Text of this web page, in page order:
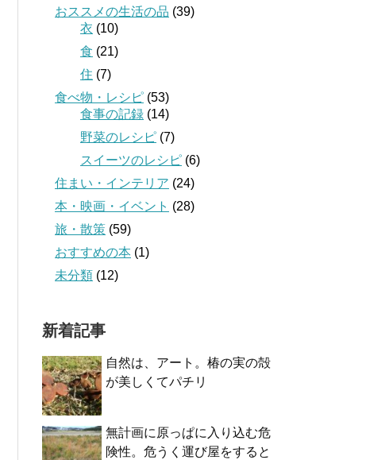
おススメの生活の品 (39)
衣 (10)
食 (21)
住 (7)
食べ物・レシピ (53)
食事の記録 (14)
野菜のレシピ (7)
スイーツのレシピ (6)
住まい・インテリア (24)
本・映画・イベント (28)
旅・散策 (59)
おすすめの本 (1)
未分類 (12)
新着記事
自然は、アート。椿の実の殻
が美しくてパチリ
無計画に原っぱに入り込む危
険性。危うく運び屋をすると